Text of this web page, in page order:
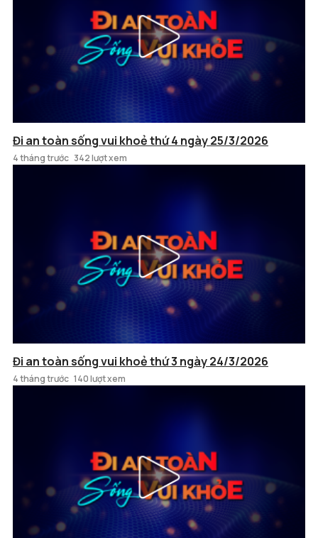
Đi an toàn sống vui khoẻ thứ 4 ngày 25/3/2026
4 tháng trước 342 lượt xem
Đi an toàn sống vui khoẻ thứ 3 ngày 24/3/2026
4 tháng trước 140 lượt xem